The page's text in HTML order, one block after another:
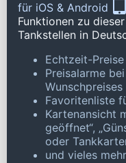
für iOS & Android
Funktionen zu
Tankstellen in
Echtzeit-
Preisalarme
Wunschpreises
Favoritenliste
Kartenansicht
geöffnet“,
oder
und vieles